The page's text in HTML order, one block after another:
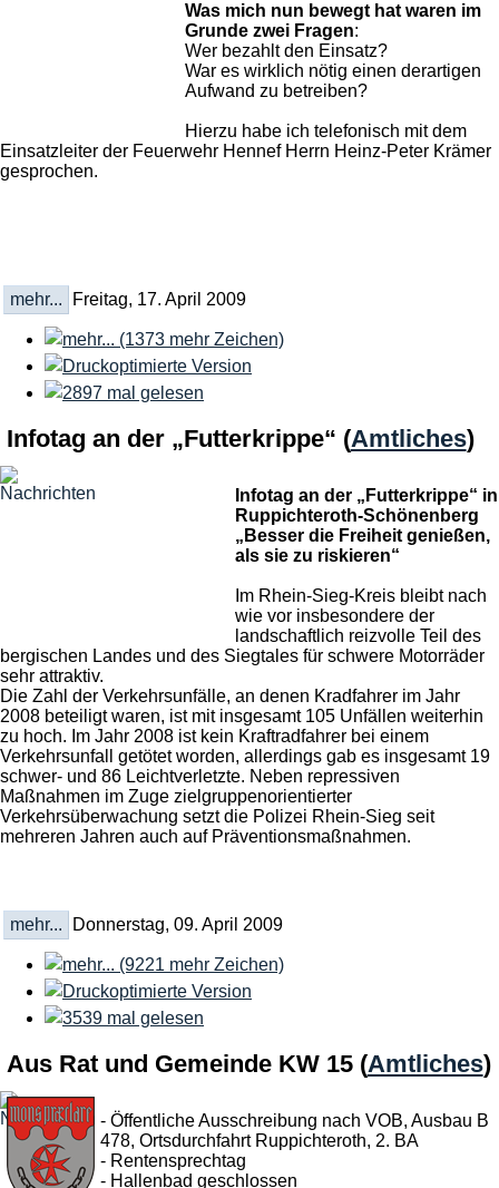
Was mich nun bewegt hat waren im
Grunde zwei Fragen:
Wer bezahlt den Einsatz?
War es wirklich nötig einen derartigen
Aufwand zu betreiben?
Hierzu habe ich telefonisch mit dem
Einsatzleiter der Feuerwehr Hennef Herrn Heinz-Peter Krämer
gesprochen.
mehr... Freitag, 17. April 2009
Infotag an der „Futterkrippe“ (Amtliches)
Infotag an der „Futterkrippe“ in
Ruppichteroth-Schönenberg
„Besser die Freiheit genießen,
als sie zu riskieren“
Im Rhein-Sieg-Kreis bleibt nach
wie vor insbesondere der
landschaftlich reizvolle Teil des
bergischen Landes und des Siegtales für schwere Motorräder
sehr attraktiv.
Die Zahl der Verkehrsunfälle, an denen Kradfahrer im Jahr
2008 beteiligt waren, ist mit insgesamt 105 Unfällen weiterhin
zu hoch. Im Jahr 2008 ist kein Kraftradfahrer bei einem
Verkehrsunfall getötet worden, allerdings gab es insgesamt 19
schwer- und 86 Leichtverletzte. Neben repressiven
Maßnahmen im Zuge zielgruppenorientierter
Verkehrsüberwachung setzt die Polizei Rhein-Sieg seit
mehreren Jahren auch auf Präventionsmaßnahmen.
mehr... Donnerstag, 09. April 2009
Aus Rat und Gemeinde KW 15 (Amtliches)
- Öffentliche Ausschreibung nach VOB, Ausbau B
478, Ortsdurchfahrt Ruppichteroth, 2. BA
- Rentensprechtag
- Hallenbad geschlossen